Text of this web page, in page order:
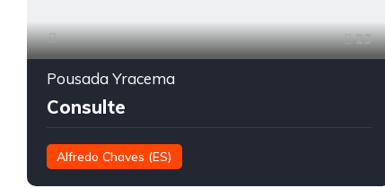
23
Pousada Yracema
Consulte
Alfredo Chaves (ES)